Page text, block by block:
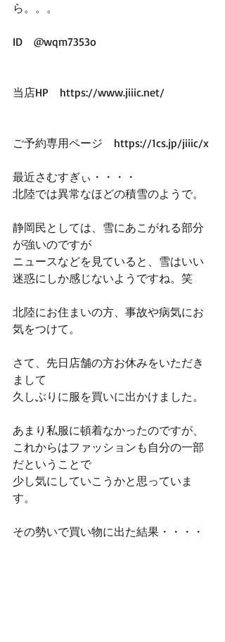
ら。。。
ID　@wqm7353o
当店HP　https://www.jiiic.net/
ご予約専用ページ　https://1cs.jp/jiiic/x
最近さむすぎぃ・・・・
北陸では異常なほどの積雪のようで。
静岡民としては、雪にあこがれる部分
が強いのですが
ニュースなどを見ていると、雪はいい
迷惑にしか感じないようですね。笑
北陸にお住まいの方、事故や病気にお
気をつけて。
さて、先日店舗の方お休みをいただき
まして
久しぶりに服を買いに出かけました。
あまり私服に頓着なかったのですが、
これからはファッションも自分の一部
だということで
少し気にしていこうかと思っていま
す。
その勢いで買い物に出た結果・・・・